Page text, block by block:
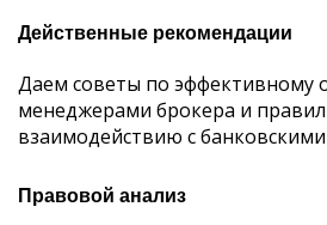
Действенные рекомендации
Даем советы по эффективному
менеджерами брокера и
взаимодействию с
Правовой анализ